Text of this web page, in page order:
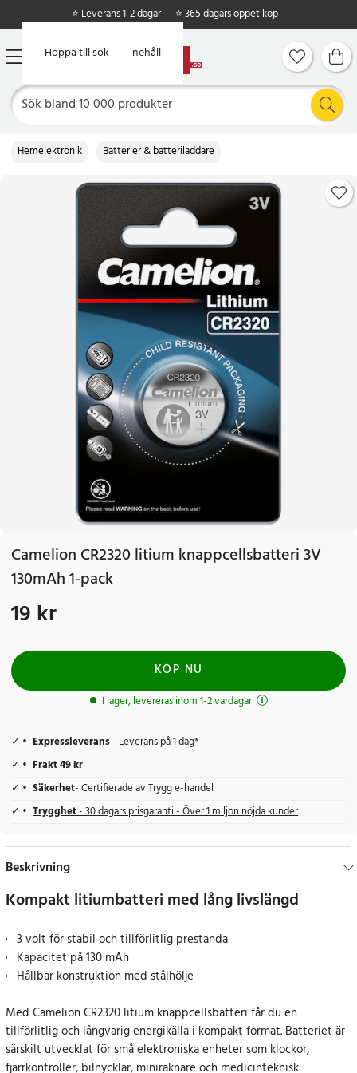
Hoppa till huvudinnehåll
Hoppa till sök
⭐ Leverans 1-2 dagar ⭐ 365 dagars öppet köp
Hemelektronik Batterier & batteriladdare
Camelion CR2320 litium knappcellsbatteri 3V
130mAh 1-pack
Pris: 19 kr
19 kr
KÖP NU
I lager, levereras inom 1-2 vardagar
Expressleverans- Leverans på 1 dag*
Frakt 49 kr
Säkerhet- Certifierade av Trygg e-handel
Trygghet- 30 dagars prisgaranti - Över 1 miljon nöjda kunder
Beskrivning
Kompakt litiumbatteri med lång livslängd
3 volt för stabil och tillförlitlig prestanda
Kapacitet på 130 mAh
Hållbar konstruktion med stålhölje
Med Camelion CR2320 litium knappcellsbatteri får du en
tillförlitlig och långvarig energikälla i kompakt format. Batteriet är
särskilt utvecklat för små elektroniska enheter som klockor,
fjärrkontroller, bilnycklar, miniräknare och medicinteknisk